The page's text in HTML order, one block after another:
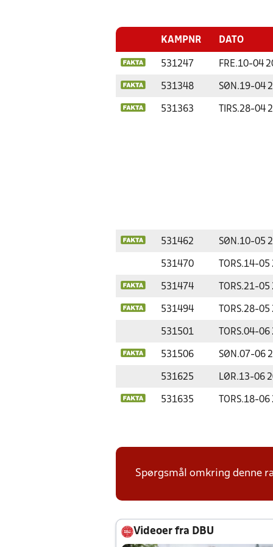
KAMPNR DATO
531247 FRE.10-04
531348 SØN.19-04
531363 TIRS.28-04
531462 SØN.10-05
531470 TORS.14-05
531474 TORS.21-05
531494 TORS.28-05
531501 TORS.04-06
531506 SØN.07-06
531625 LØR.13-06
531635 TORS.18-06
Spørgsmål omkring denne
Videoer fra DBU